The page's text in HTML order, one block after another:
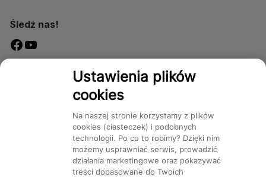
Śledź nas!
Dostępność
Kategorie Produkty Marki CMS
Ustawienia plików
cookies
Na naszej stronie korzystamy z plików
cookies (ciasteczek) i podobnych
technologii. Po co to robimy? Dzięki nim
możemy usprawniać serwis, prowadzić
działania marketingowe oraz pokazywać
treści dopasowane do Twoich